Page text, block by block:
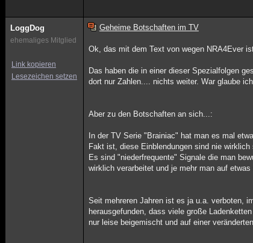
LoggDog
ehemaliges Mitglied
Link kopieren
Lesezeichen setzen
Geheime Botschaften im TV
Ok, das mit dem Text von wegen NRA4Ever
Das haben die in einer dieser Spezialfolgen
dort nur Zahlen.... nichts weiter. War glaube
Aber zu den Botschaften an sich...:
In der TV Serie "Brainiac" hat man es mal
Fakt ist, diese Einblendungen sind nie wirklich
Es sind "niederfrequente" Signale die man
wirklich verarbeitet und je mehr man auf
Seit mehreren Jahren ist es ja u.a. verboten,
herausgefunden, dass viele große
nur leise beigemischt und auf einer